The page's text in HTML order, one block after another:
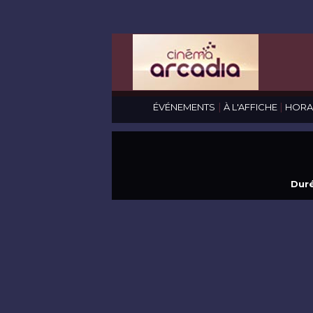
ÉVÉNEMENTS | À L'AFFICHE |